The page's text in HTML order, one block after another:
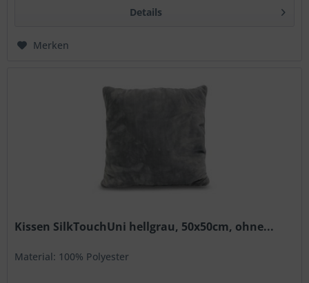
Details
Merken
Kissen SilkTouchUni hellgrau, 50x50cm, ohne...
Material: 100% Polyester